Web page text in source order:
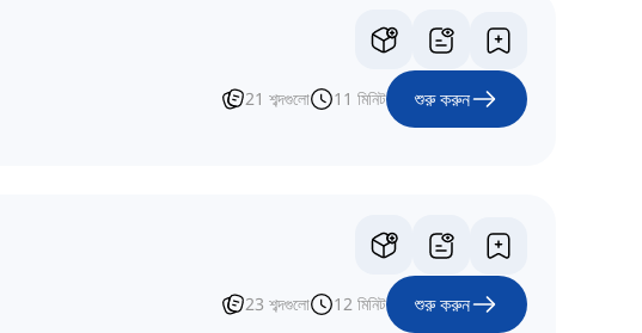
21 শব্দগুলো 11 মিনিট শুরু করুন
23 শব্দগুলো 12 মিনিট শুরু করুন